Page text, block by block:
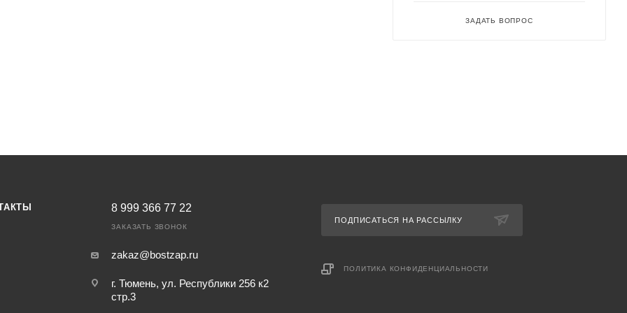
J6P, J7, а также на самосвалы для магистральных и региональных
ЗАДАТЬ ВОПРОС
8 999 366 77 22
ЗАКАЗАТЬ ЗВОНОК
zakaz@bostzap.ru
г. Тюмень, ул. Республики 256 к2
стр.3
ПОДПИСАТЬСЯ НА РАССЫЛКУ
ПОЛИТИКА КОНФИДЕНЦИАЛЬНОСТИ